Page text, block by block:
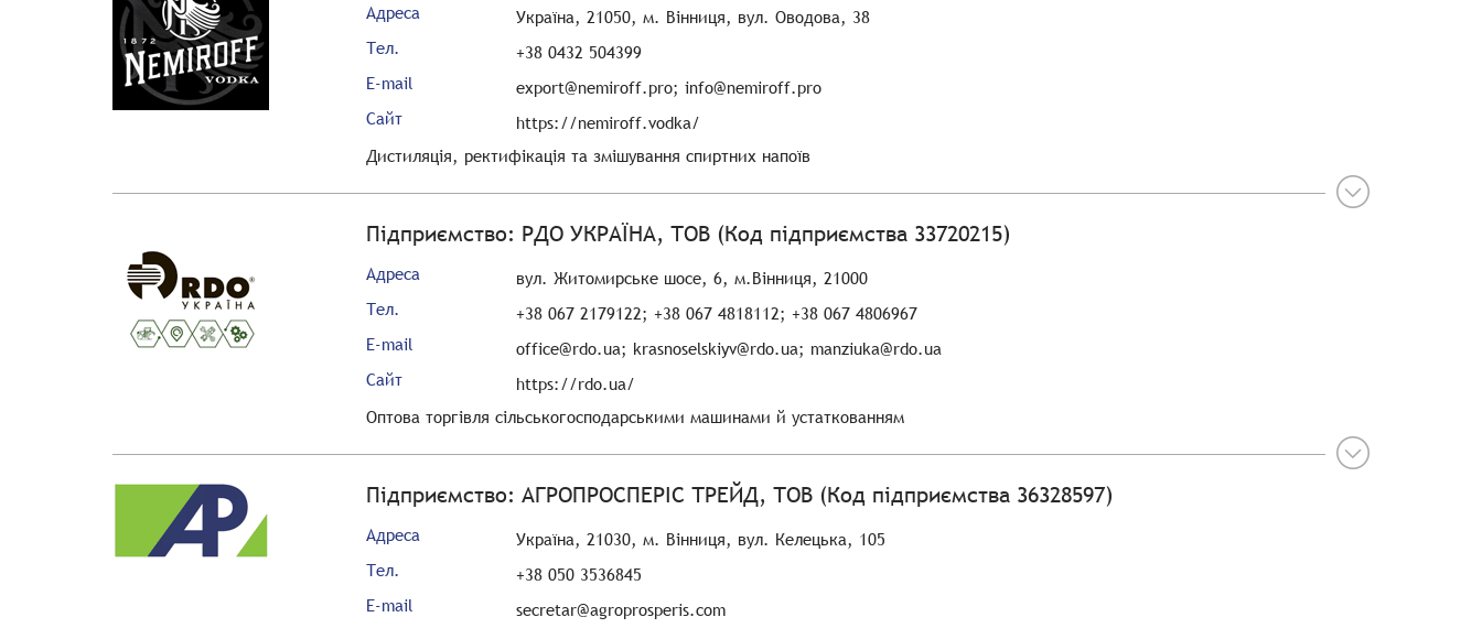
Адреса
Україна, 21050, м. Вінниця, вул. Оводова, 38
Тел.
+38 0432 504399
E-mail
export@nemiroff.pro; info@nemiroff.pro
Сайт
https://nemiroff.vodka/
Дистиляція, ректифікація та змішування спиртних напоїв
Підприємство: РДО УКРАЇНА, ТОВ (Код підприємства 33720215)
Адреса
вул. Житомирське шосе, 6, м.Вінниця, 21000
Тел.
+38 067 2179122; +38 067 4818112; +38 067 4806967
E-mail
office@rdo.ua; krasnoselskiyv@rdo.ua; manziuka@rdo.ua
Сайт
https://rdo.ua/
Оптова торгівля сільськогосподарськими машинами й устаткованням
Підприємство: АГРОПРОСПЕРІС ТРЕЙД, ТОВ (Код підприємства 36328597)
Адреса
Україна, 21030, м. Вінниця, вул. Келецька, 105
Тел.
+38 050 3536845
E-mail
secretar@agroprosperis.com